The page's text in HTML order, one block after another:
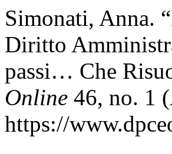
Simonati, Anna.
Diritto
passi… Che
Online 46, no. 1
https://